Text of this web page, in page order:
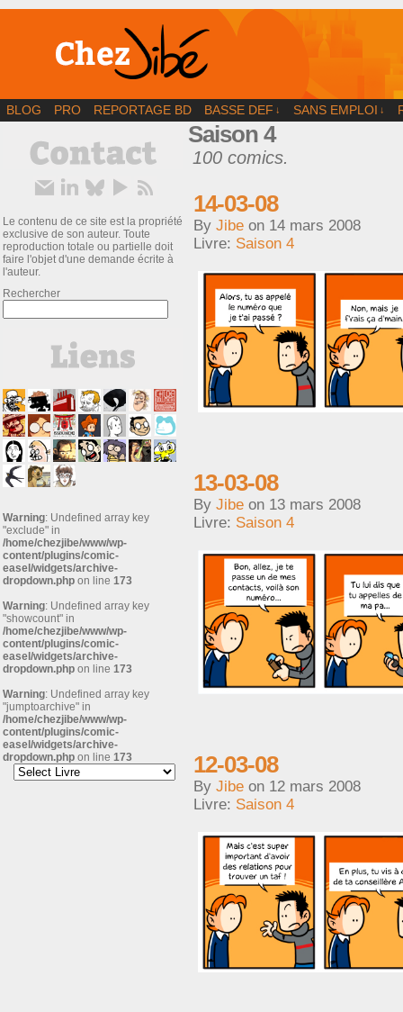
BD | Illustration | Blog
BLOG PRO REPORTAGE BD BASSE DEF ↓ SANS EMPLOI ↓
Le contenu de ce site est la propriété
exclusive de son auteur. Toute
reproduction totale ou partielle doit
faire l'objet d'une demande écrite à
l'auteur.
Rechercher
Warning: Undefined array key
"exclude" in
/home/chezjibe/www/wp-
content/plugins/comic-
easel/widgets/archive-
dropdown.php on line 173
Warning: Undefined array key
"showcount" in
/home/chezjibe/www/wp-
content/plugins/comic-
easel/widgets/archive-
dropdown.php on line 173
Warning: Undefined array key
"jumptoarchive" in
/home/chezjibe/www/wp-
content/plugins/comic-
easel/widgets/archive-
dropdown.php on line 173
Saison 4
100 comics.
14-03-08
By Jibe on 14 mars 2008
Livre: Saison 4
13-03-08
By Jibe on 13 mars 2008
Livre: Saison 4
12-03-08
By Jibe on 12 mars 2008
Livre: Saison 4